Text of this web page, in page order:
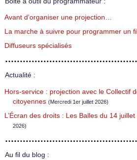
Avant d’organiser une projection…
La marche à suivre pour programmer un
Diffuseurs spécialisés
Actualité :
Hors-service : projection avec le Collectif
citoyennes (Mercredi 1er juillet 2026)
L’Écran des droits : Les Balles du 14 juillet
2026)
Au fil du blog :